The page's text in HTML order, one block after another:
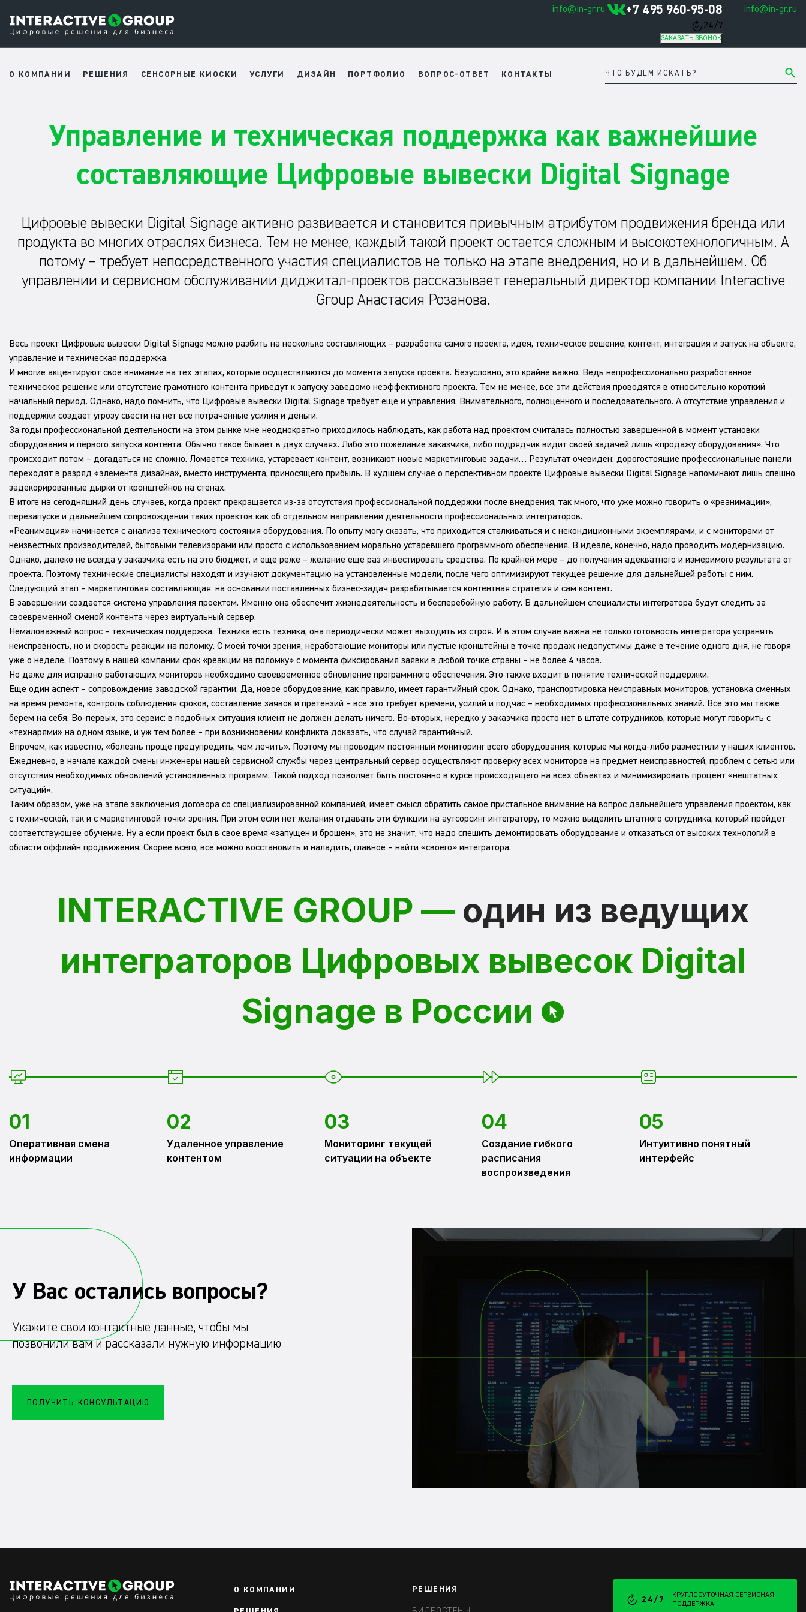
info@in-gr.ru +7 495 960-95-08
24/7
ЗАКАЗАТЬ ЗВОНОК
info@in-gr.ru
О КОМПАНИИ РЕШЕНИЯ СЕНСОРНЫЕ КИОСКИ УСЛУГИ ДИЗАЙН ПОРТФОЛИО ВОПРОС-ОТВЕТ КОНТАКТЫ
Управление и техническая поддержка как важнейшие
составляющие Цифровые вывески Digital Signage
Цифровые вывески Digital Signage активно развивается и становится привычным атрибутом продвижения бренда или
продукта во многих отраслях бизнеса. Тем не менее, каждый такой проект остается сложным и высокотехнологичным. А
потому – требует непосредственного участия специалистов не только на этапе внедрения, но и в дальнейшем. Об
управлении и сервисном обслуживании диджитал-проектов рассказывает генеральный директор компании Interactive
Group Анастасия Розанова.
Весь проект Цифровые вывески Digital Signage можно разбить на несколько составляющих – разработка самого проекта, идея, техническое решение, контент, интеграция и запуск на объекте,
управление и техническая поддержка.
И многие акцентируют свое внимание на тех этапах, которые осуществляются до момента запуска проекта. Безусловно, это крайне важно. Ведь непрофессионально разработанное
техническое решение или отсутствие грамотного контента приведут к запуску заведомо неэффективного проекта. Тем не менее, все эти действия проводятся в относительно короткий
начальный период. Однако, надо помнить, что Цифровые вывески Digital Signage требует еще и управления. Внимательного, полноценного и последовательного. А отсутствие управления и
поддержки создает угрозу свести на нет все потраченные усилия и деньги.
За годы профессиональной деятельности на этом рынке мне неоднократно приходилось наблюдать, как работа над проектом считалась полностью завершенной в момент установки
оборудования и первого запуска контента. Обычно такое бывает в двух случаях. Либо это пожелание заказчика, либо подрядчик видит своей задачей лишь «продажу оборудования». Что
происходит потом – догадаться не сложно. Ломается техника, устаревает контент, возникают новые маркетинговые задачи… Результат очевиден: дорогостоящие профессиональные панели
переходят в разряд «элемента дизайна», вместо инструмента, приносящего прибыль. В худшем случае о перспективном проекте Цифровые вывески Digital Signage напоминают лишь спешно
задекорированные дырки от кронштейнов на стенах.
В итоге на сегодняшний день случаев, когда проект прекращается из-за отсутствия профессиональной поддержки после внедрения, так много, что уже можно говорить о «реанимации»,
перезапуске и дальнейшем сопровождении таких проектов как об отдельном направлении деятельности профессиональных интеграторов.
«Реанимация» начинается с анализа технического состояния оборудования. По опыту могу сказать, что приходится сталкиваться и с некондиционными экземплярами, и с мониторами от
неизвестных производителей, бытовыми телевизорами или просто с использованием морально устаревшего программного обеспечения. В идеале, конечно, надо проводить модернизацию.
Однако, далеко не всегда у заказчика есть на это бюджет, и еще реже – желание еще раз инвестировать средства. По крайней мере – до получения адекватного и измеримого результата от
проекта. Поэтому технические специалисты находят и изучают документацию на установленные модели, после чего оптимизируют текущее решение для дальнейшей работы с ним.
Следующий этап – маркетинговая составляющая: на основании поставленных бизнес-задач разрабатывается контентная стратегия и сам контент.
В завершении создается система управления проектом. Именно она обеспечит жизнедеятельность и бесперебойную работу. В дальнейшем специалисты интегратора будут следить за
своевременной сменой контента через виртуальный сервер.
Немаловажный вопрос – техническая поддержка. Техника есть техника, она периодически может выходить из строя. И в этом случае важна не только готовность интегратора устранять
неисправность, но и скорость реакции на поломку. С моей точки зрения, неработающие мониторы или пустые кронштейны в точке продаж недопустимы даже в течение одного дня, не говоря
уже о неделе. Поэтому в нашей компании срок «реакции на поломку» с момента фиксирования заявки в любой точке страны – не более 4 часов.
Но даже для исправно работающих мониторов необходимо своевременное обновление программного обеспечения. Это также входит в понятие технической поддержки.
Еще один аспект – сопровождение заводской гарантии. Да, новое оборудование, как правило, имеет гарантийный срок. Однако, транспортировка неисправных мониторов, установка сменных
на время ремонта, контроль соблюдения сроков, составление заявок и претензий – все это требует времени, усилий и подчас – необходимых профессиональных знаний. Все это мы также
берем на себя. Во-первых, это сервис: в подобных ситуация клиент не должен делать ничего. Во-вторых, нередко у заказчика просто нет в штате сотрудников, которые могут говорить с
«технарями» на одном языке, и уж тем более – при возникновении конфликта доказать, что случай гарантийный.
Впрочем, как известно, «болезнь проще предупредить, чем лечить». Поэтому мы проводим постоянный мониторинг всего оборудования, которые мы когда-либо разместили у наших клиентов.
Ежедневно, в начале каждой смены инженеры нашей сервисной службы через центральный сервер осуществляют проверку всех мониторов на предмет неисправностей, проблем с сетью или
отсутствия необходимых обновлений установленных программ. Такой подход позволяет быть постоянно в курсе происходящего на всех объектах и минимизировать процент «нештатных
ситуаций».
Таким образом, уже на этапе заключения договора со специализированной компанией, имеет смысл обратить самое пристальное внимание на вопрос дальнейшего управления проектом, как
с технической, так и с маркетинговой точки зрения. При этом если нет желания отдавать эти функции на аутсорсинг интегратору, то можно выделить штатного сотрудника, который пройдет
соответствующее обучение. Ну а если проект был в свое время «запущен и брошен», это не значит, что надо спешить демонтировать оборудование и отказаться от высоких технологий в
области оффлайн продвижения. Скорее всего, все можно восстановить и наладить, главное – найти «своего» интегратора.
INTERACTIVE GROUP —один из ведущих
интеграторов Цифровых вывесок Digital
Signage в России
01
Оперативная смена
информации
02
Удаленное управление
контентом
03
Мониторинг текущей
ситуации на объекте
04
Создание гибкого
расписания
воспроизведения
05
Интуитивно понятный
интерфейс
У Вас остались вопросы?
Укажите свои контактные данные, чтобы мы
позвонили вам и рассказали нужную информацию
ПОЛУЧИТЬ КОНСУЛЬТАЦИЮ
О КОМПАНИИ РЕШЕНИЯ
24/7
КРУГЛОСУТОЧНАЯ СЕРВИСНАЯ
ПОДДЕРЖКА